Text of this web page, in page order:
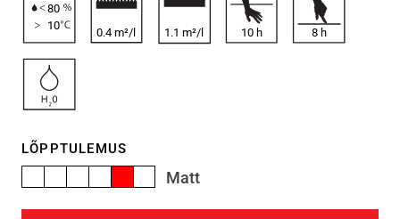
80
10
0.4 m²/l 1.1 m²/l 10 h 8 h
LÕPPTULEMUS
Matt